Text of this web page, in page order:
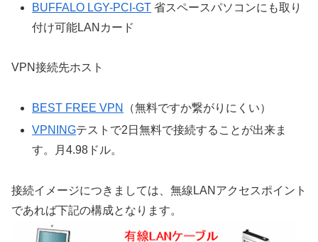
BUFFALO LGY-PCI-GT 省スペースパソコンにも取り
付け可能LANカード
VPN接続先ホスト
BEST FREE VPN
（無料ですか繋がりにくい）
VPNINGテストで2日無料で接続することが出来ま
す。月4.98ドル。
接続イメージにつきましては、無線LANアクセスポイント
であれば下記の構成となります。